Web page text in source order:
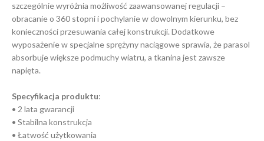
szczególnie wyróżnia możliwość zaawansowanej regulacji –
obracanie o 360 stopni i pochylanie w dowolnym kierunku, bez
konieczności przesuwania całej konstrukcji. Dodatkowe
wyposażenie w specjalne sprężyny naciągowe sprawia, że parasol
absorbuje większe podmuchy wiatru, a tkanina jest zawsze
napięta.
Specyfikacja produktu:
• 2 lata gwarancji
• Stabilna konstrukcja
• Łatwość użytkowania